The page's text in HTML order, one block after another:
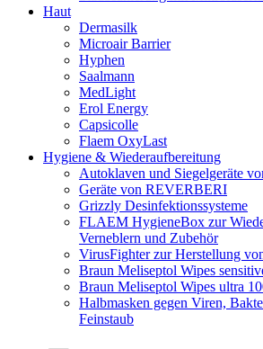
Haut
Dermasilk
Microair Barrier
Hyphen
Saalmann
MedLight
Erol Energy
Capsicolle
Flaem OxyLast
Hygiene & Wiederaufbereitung
Autoklaven und Siegelgeräte
Geräte von REVERBERI
Grizzly Desinfektionssysteme
FLAEM HygieneBox zur
Verneblern und Zubehör
VirusFighter zur Herstellung
Braun Meliseptol Wipes
Braun Meliseptol Wipes ultra
Halbmasken gegen Viren,
Feinstaub